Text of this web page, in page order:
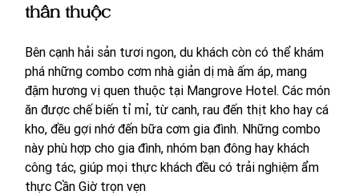
thân thuộc
Bên cạnh hải sản tươi ngon, du khách còn có thể khám
phá những combo cơm nhà giản dị mà ấm áp, mang
đậm hương vị quen thuộc tại Mangrove Hotel. Các món
ăn được chế biến tỉ mỉ, từ canh, rau đến thịt kho hay cá
kho, đều gợi nhớ đến bữa cơm gia đình. Những combo
này phù hợp cho gia đình, nhóm bạn đông hay khách
công tác, giúp mọi thực khách đều có trải nghiệm ẩm
thực Cần Giờ trọn vẹn